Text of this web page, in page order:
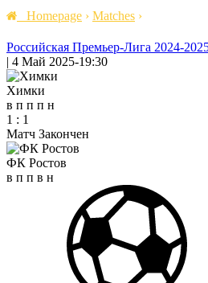
Homepage › Matches ›
Российская Премьер-Лига 2024-
| 4 Май 2025-19:30
Химки
в п п п н
1 : 1
Матч Закончен
ФК Ростов
в п п в н